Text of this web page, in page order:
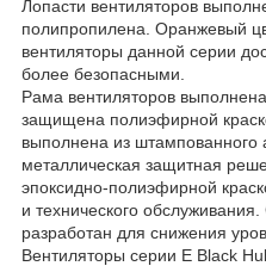
Лопасти вентиляторов
полипропилена. Оранжевый
вентиляторы данной серии
более безопасными.
Рама вентиляторов
защищена полиэфирной
выполнена из
металлическая защитная
эпоксидно-полиэфирной
и технического
разработан для снижения
Вентиляторы серии E Black